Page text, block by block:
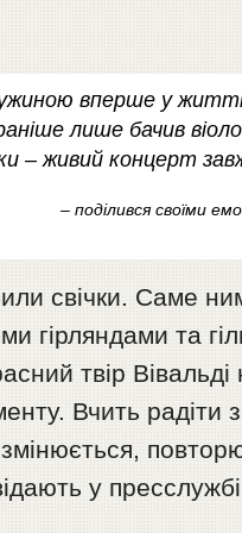
вперше у
лише бачив
– живий концерт
– поділився своїми
свічки. Саме
гірляндами та
твір Вівальді
Вчить радіти
у пресслужбі